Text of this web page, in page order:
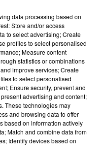
LARUSSO
Tu M'oublieras
data processing based on
Store and/or access
to select advertising; Create
profiles to select personalised
Measure content
statistics or combinations
improve services; Create
to select personalised
Ensure security, prevent and
advertising and content;
These technologies may
and browsing data to offer
based on information actively
Match and combine data from
Identify devices based on